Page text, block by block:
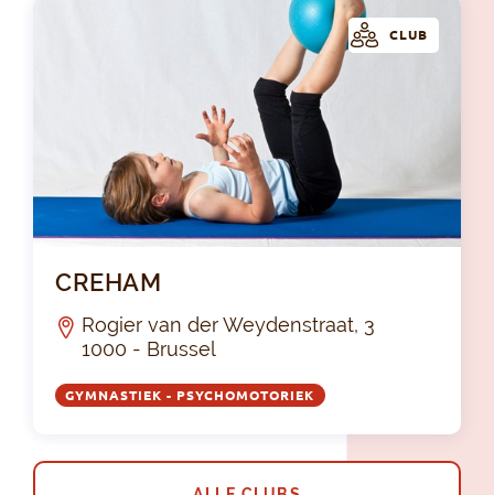
CLUB
CREHAM
Rogier van der Weydenstraat, 3
1000 - Brussel
GYMNASTIEK - PSYCHOMOTORIEK